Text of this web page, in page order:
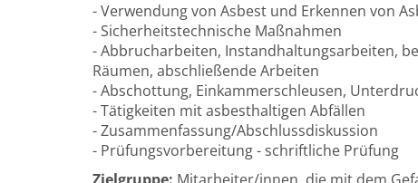
- Verwendung von Asbest und Erkennen von
- Sicherheitstechnische Maßnahmen
- Abbrucharbeiten, Instandhaltungsarbeiten,
Räumen, abschließende Arbeiten
- Abschottung, Einkammerschleusen,
- Tätigkeiten mit asbesthaltigen Abfällen
- Zusammenfassung/Abschlussdiskussion
- Prüfungsvorbereitung - schriftliche Prüfung